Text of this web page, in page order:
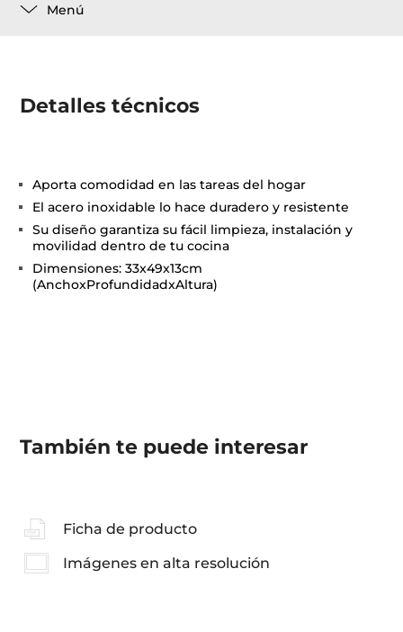
Menú
Detalles técnicos
Aporta comodidad en las tareas del hogar
El acero inoxidable lo hace duradero y resistente
Su diseño garantiza su fácil limpieza, instalación y
movilidad dentro de tu cocina
Dimensiones: 33x49x13cm
(AnchoxProfundidadxAltura)
También te puede interesar
Ficha de producto
Imágenes en alta resolución